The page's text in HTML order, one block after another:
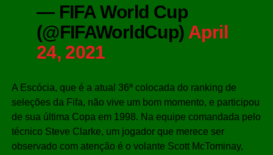
— FIFA World Cup
(@FIFAWorldCup) April
24, 2021
A Escócia, que é a atual 36ª colocada do ranking de
seleções da Fifa, não vive um bom momento, e participou
de sua última Copa em 1998. Na equipe comandada pelo
técnico Steve Clarke, um jogador que merece ser
observado com atenção é o volante Scott McTominay,